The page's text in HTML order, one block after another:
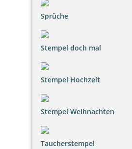
Sprüche
Stempel doch mal
Stempel Hochzeit
Stempel Weihnachten
Taucherstempel